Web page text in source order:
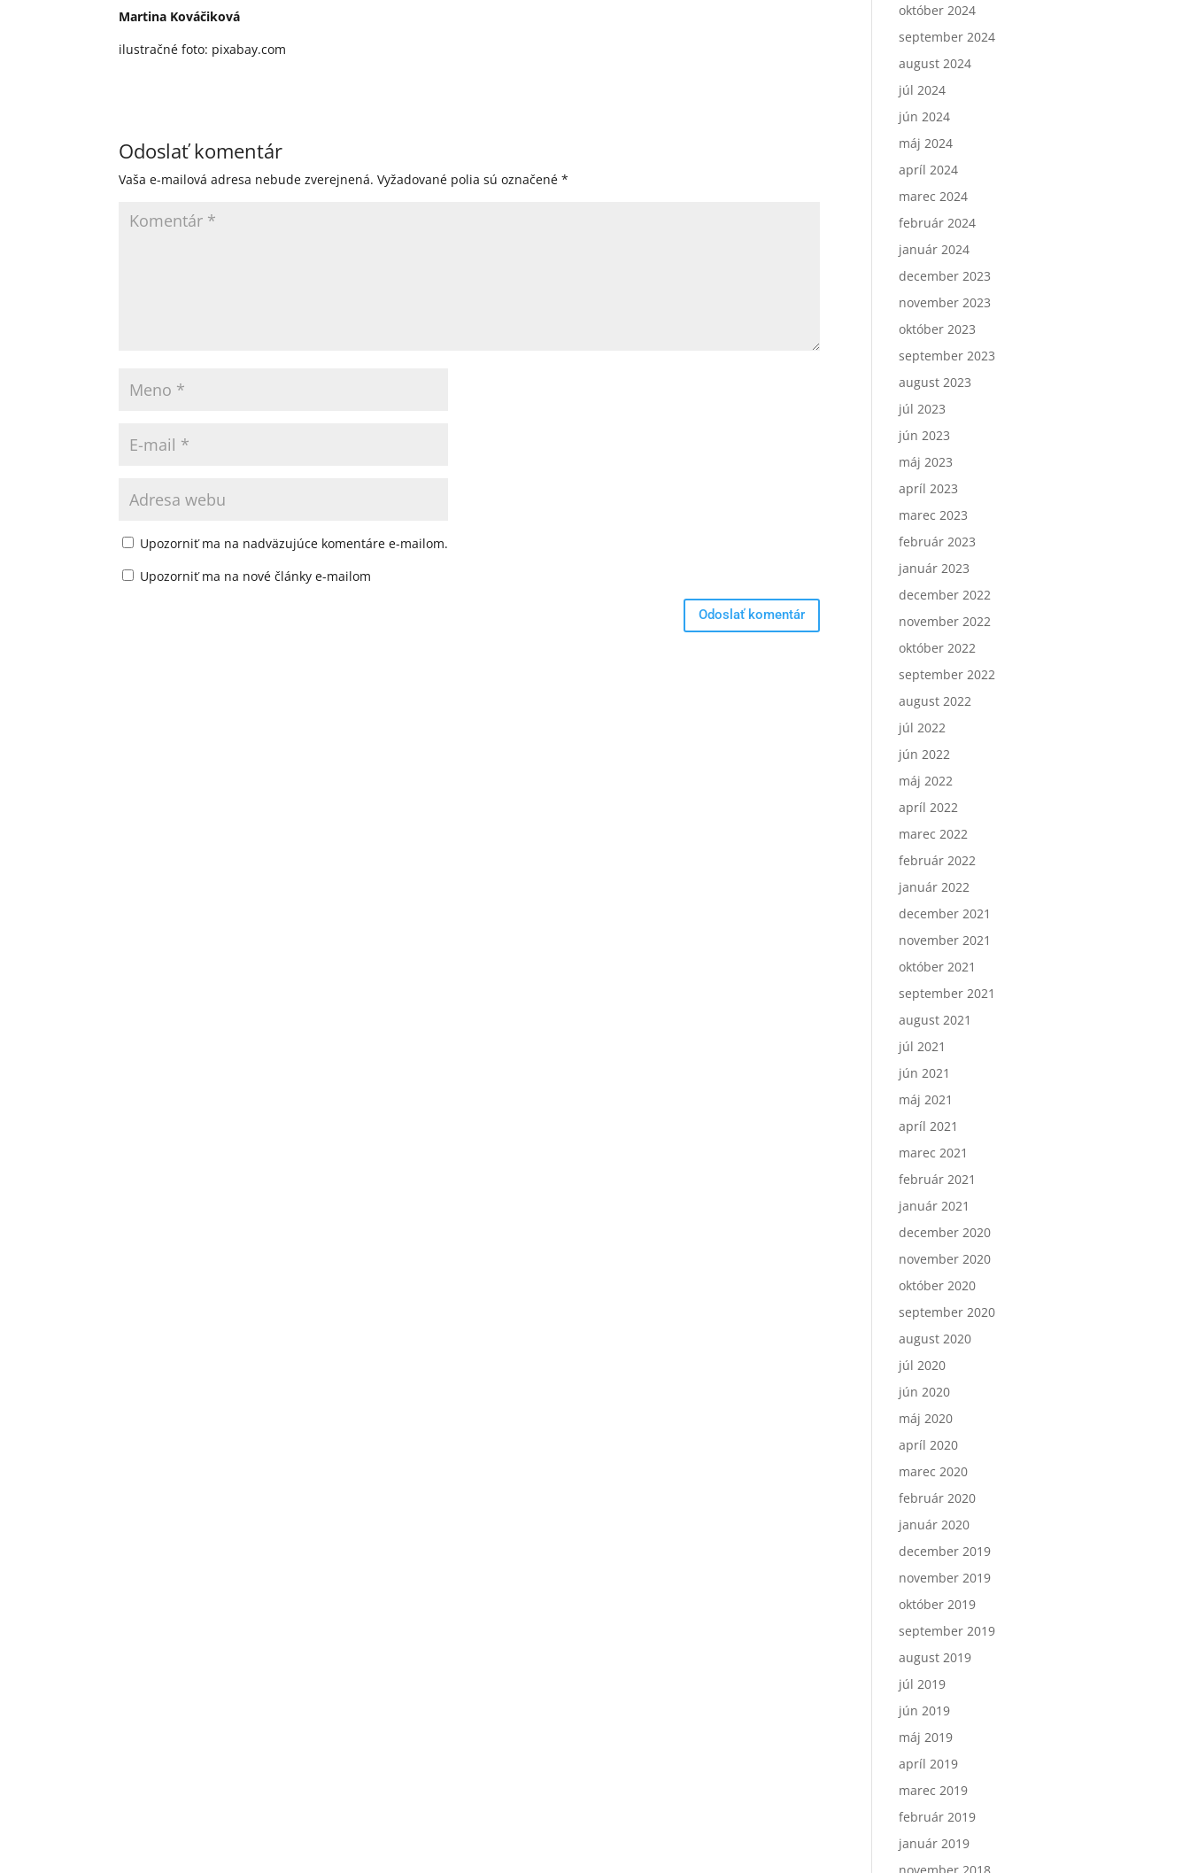
Martina Kováčiková
ilustračné foto: pixabay.com
Odoslať komentár
Vaša e-mailová adresa nebude zverejnená. Vyžadované polia sú označené*
Upozorniť ma na nadväzujúce komentáre e-mailom.
Upozorniť ma na nové články e-mailom
október 2024
september 2024
august 2024
júl 2024
jún 2024
máj 2024
apríl 2024
marec 2024
február 2024
január 2024
december 2023
november 2023
október 2023
september 2023
august 2023
júl 2023
jún 2023
máj 2023
apríl 2023
marec 2023
február 2023
január 2023
december 2022
november 2022
október 2022
september 2022
august 2022
júl 2022
jún 2022
máj 2022
apríl 2022
marec 2022
február 2022
január 2022
december 2021
november 2021
október 2021
september 2021
august 2021
júl 2021
jún 2021
máj 2021
apríl 2021
marec 2021
február 2021
január 2021
december 2020
november 2020
október 2020
september 2020
august 2020
júl 2020
jún 2020
máj 2020
apríl 2020
marec 2020
február 2020
január 2020
december 2019
november 2019
október 2019
september 2019
august 2019
júl 2019
jún 2019
máj 2019
apríl 2019
marec 2019
február 2019
január 2019